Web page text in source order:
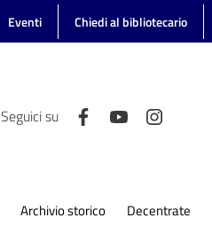
Eventi Chiedi al bibliotecario
Seguici su
Archivio storico Decentrate